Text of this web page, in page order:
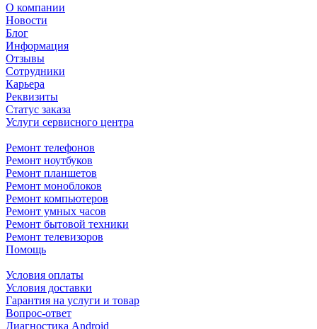
О компании
Новости
Блог
Информация
Отзывы
Сотрудники
Карьера
Реквизиты
Статус заказа
Услуги сервисного центра
Ремонт телефонов
Ремонт ноутбуков
Ремонт планшетов
Ремонт моноблоков
Ремонт компьютеров
Ремонт умных часов
Ремонт бытовой техники
Ремонт телевизоров
Помощь
Условия оплаты
Условия доставки
Гарантия на услуги и товар
Вопрос-ответ
Диагностика Android